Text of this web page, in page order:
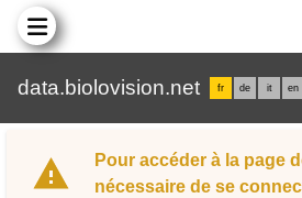
data.biolovision.net fr de it en
Pour accéder à la page
nécessaire de se